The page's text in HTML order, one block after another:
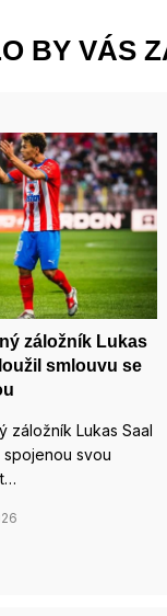
BY VÁS
záložník Lukas
smlouvu se
záložník Lukas Saal
spojenou svou